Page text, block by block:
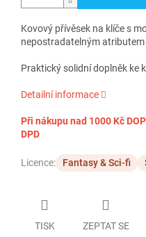
Kovový přívěsek na klíče s
nepostradatelným
Praktický solidní doplněk ke
Detailní informace
Při nákupu nad 1000 Kč
DPD
Licence: Fantasy & Sci-fi
TISK ZEPTAT SE